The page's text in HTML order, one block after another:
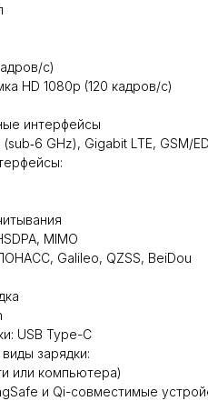
с)
HD 1080p (120 кадров/с)
интерфейсы
GHz), Gigabit LTE, GSM/
MIMO
Galileo, QZSS, BeiDou
USB Type-C
зарядки:
или компьютера)
и Qi-совместимые